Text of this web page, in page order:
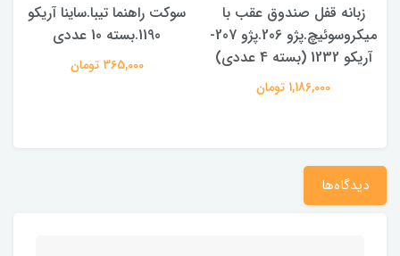
زبانه قفل صندوق عقب با
میکروسوئیچ.پژو 206.پژو 207-
آریکو 1232 (بسته 4 عددی)
1,186,000 تومان
سوکت راهنما تیبا.ساینا آریکو
1190.بسته 10 عددی
365,000 تومان
دیدگاه‌ها